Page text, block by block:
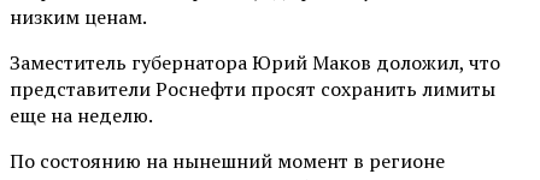
низким ценам.
Заместитель губернатора Юрий Маков доложил, что
представители Роснефти просят сохранить лимиты
еще на неделю.
По состоянию на нынешний момент в регионе